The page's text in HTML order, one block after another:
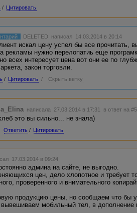
/ Цитировать
DELETED написал 14.03.2014 в 20:14
искал цену успел бы все прочитать,
рекламы нужно перелопатиь еще
всех интересует цена вот они ее по
закон торговли.
/ Цитировать / Скрыть ветку
написала 27.03.2014 в 17:31 в ответ на #5
это вы сильно... не знала)
Ответить / Цитировать
17.03.2014 в 09:24
админа на сайте, не выгодно.
цен, дело хлопотное и требует
проверенного и внимательного
продукцию цены, но сообщаем что бы
мобильный тел, в дополнение